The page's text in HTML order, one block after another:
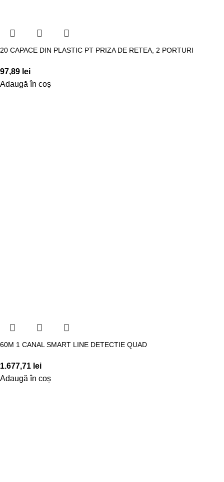
20 CAPACE DIN PLASTIC PT PRIZA DE RETEA, 2 PORTURI
97,89 lei
Adaugă în coș
60M 1 CANAL SMART LINE DETECTIE QUAD
1.677,71 lei
Adaugă în coș